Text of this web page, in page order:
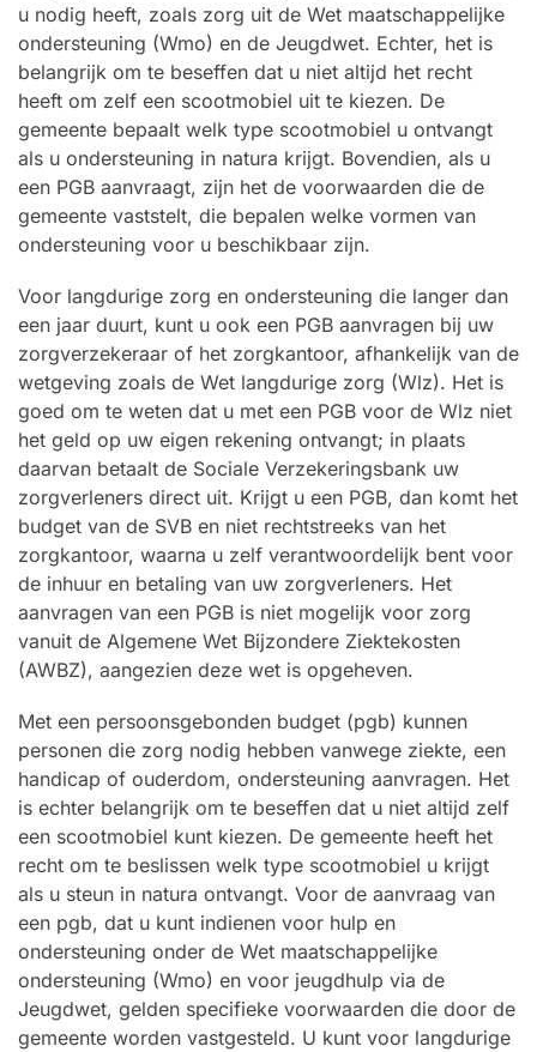
u nodig heeft, zoals zorg uit de Wet maatschappelijke
ondersteuning (Wmo) en de Jeugdwet. Echter, het is
belangrijk om te beseffen dat u niet altijd het recht
heeft om zelf een scootmobiel uit te kiezen. De
gemeente bepaalt welk type scootmobiel u ontvangt
als u ondersteuning in natura krijgt. Bovendien, als u
een PGB aanvraagt, zijn het de voorwaarden die de
gemeente vaststelt, die bepalen welke vormen van
ondersteuning voor u beschikbaar zijn.
Voor langdurige zorg en ondersteuning die langer dan
een jaar duurt, kunt u ook een PGB aanvragen bij uw
zorgverzekeraar of het zorgkantoor, afhankelijk van de
wetgeving zoals de Wet langdurige zorg (Wlz). Het is
goed om te weten dat u met een PGB voor de Wlz niet
het geld op uw eigen rekening ontvangt; in plaats
daarvan betaalt de Sociale Verzekeringsbank uw
zorgverleners direct uit. Krijgt u een PGB, dan komt het
budget van de SVB en niet rechtstreeks van het
zorgkantoor, waarna u zelf verantwoordelijk bent voor
de inhuur en betaling van uw zorgverleners. Het
aanvragen van een PGB is niet mogelijk voor zorg
vanuit de Algemene Wet Bijzondere Ziektekosten
(AWBZ), aangezien deze wet is opgeheven.
Met een persoonsgebonden budget (pgb) kunnen
personen die zorg nodig hebben vanwege ziekte, een
handicap of ouderdom, ondersteuning aanvragen. Het
is echter belangrijk om te beseffen dat u niet altijd zelf
een scootmobiel kunt kiezen. De gemeente heeft het
recht om te beslissen welk type scootmobiel u krijgt
als u steun in natura ontvangt. Voor de aanvraag van
een pgb, dat u kunt indienen voor hulp en
ondersteuning onder de Wet maatschappelijke
ondersteuning (Wmo) en voor jeugdhulp via de
Jeugdwet, gelden specifieke voorwaarden die door de
gemeente worden vastgesteld. U kunt voor langdurige